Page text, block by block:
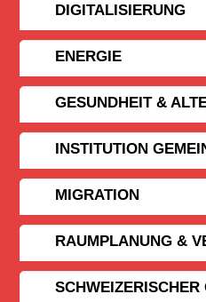
DIGITALISIERUNG
ENERGIE
GESUNDHEIT &
INSTITUTION
MIGRATION
RAUMPLANUNG &